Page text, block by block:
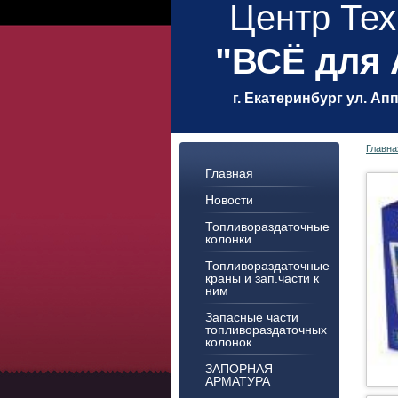
Центр
г. Екатеринбург ул.
"ВСЁ для
Главная
Новости
Топливораздаточные
колонки
Топливораздаточные
краны и зап.части к
ним
Запасные части
топливораздаточных
колонок
ЗАПОРНАЯ
АРМАТУРА